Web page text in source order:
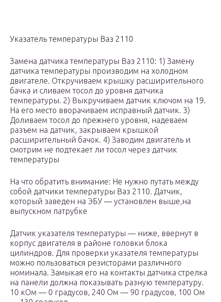
Указатель температуры Ваз 2110
Замена датчика температуры Ваз 2110: 1) Замену
датчика температуры производим на холодном
двигателе. Откручиваем крышку расширительного
бачка и сливаем тосол до уровня датчика
температуры. 2) Выкручиваем датчик ключом на 19.
На его место вворачиваем исправный датчик. 3)
Доливаем тосол до прежнего уровня, надеваем
разъем на датчик, закрываем крышкой
расширительный бачок. 4) Заводим двигатель и
смотрим не подтекает ли тосол через датчик
температуры
На что обратить внимание: Не нужно путать между
собой датчики температуры Ваз 2110. Датчик,
который заведен на ЭБУ — установлен выше,на
выпускном патрубке
Датчик указателя температуры — ниже, ввернут в
корпус двигателя в районе головки блока
цилиндров. Для проверки указателя температуры
можно пользоваться резисторами различного
номинала. Замыкая его на контакты датчика стрелка
на панели должна показывать разную температуру.
10 кОм — 0 градусов, 240 Ом — 90 градусов, 100 Ом